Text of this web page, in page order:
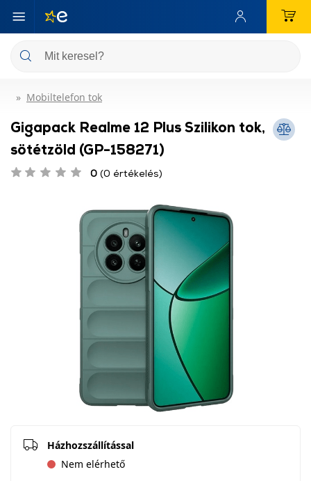
Mobiltelefon tok
Gigapack Realme 12 Plus Szilikon tok,
sötétzöld (GP-158271)
0 (0 értékelés)
Házhozszállítással
Nem elérhető